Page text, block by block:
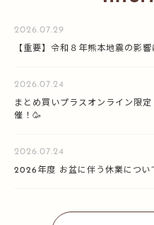
2026.07.29
【重要】令和８年熊本地震の影
2026.07.24
まとめ買いプラスオンライン限
催！🥳
2026.07.24
2026年度 お盆に伴う休業につい